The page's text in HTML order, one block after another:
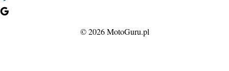
© 2026 MotoGuru.pl